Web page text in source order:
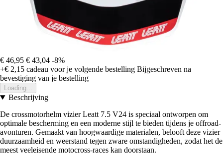
€ 46,95 € 43,04 -8%
+€ 2,15 cadeau voor je volgende bestelling Bijgeschreven na
bevestiging van je bestelling
Loading...
Beschrijving
De crossmotorhelm vizier Leatt 7.5 V24 is speciaal ontworpen om
optimale bescherming en een moderne stijl te bieden tijdens je offroad-
avonturen. Gemaakt van hoogwaardige materialen, belooft deze vizier
duurzaamheid en weerstand tegen zware omstandigheden, zodat het de
meest veeleisende motocross-races kan doorstaan.